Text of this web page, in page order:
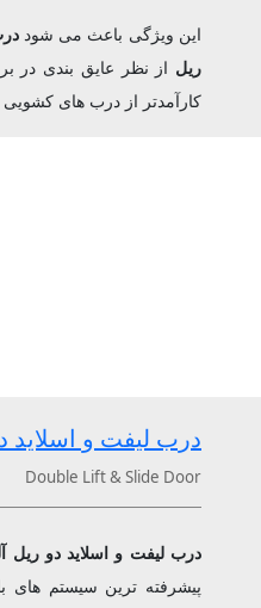
این ویژگی باعث می‌ شود
ریل از نظر عایق ‌بندی در
کارآمدتر از درب ‌های
درب لیفت و اسلاید
Double Lift & Slide Door
درب لیفت و اسلاید دو ریل
پیشرفته‌ ترین سیستم ‌های